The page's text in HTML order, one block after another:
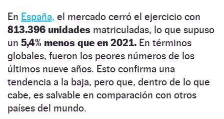
En España, el mercado cerró el ejercicio con
813.396 unidades matriculadas, lo que supuso
un 5,4% menos que en 2021. En términos
globales, fueron los peores números de los
últimos nueve años. Esto confirma una
tendencia a la baja, pero que, dentro de lo que
cabe, es salvable en comparación con otros
países del mundo.